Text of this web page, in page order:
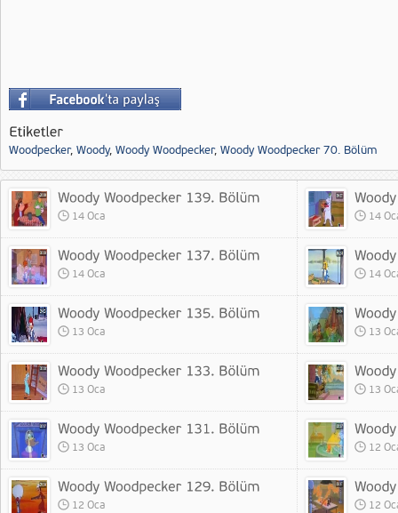
Woodpecker, Woody, Woody Woodpecker, Woody Woodpecker 70. Bölüm
14 Oca 14
14 Oca 14
13 Oca 13
13 Oca 13
13 Oca 12
12 Oca 12